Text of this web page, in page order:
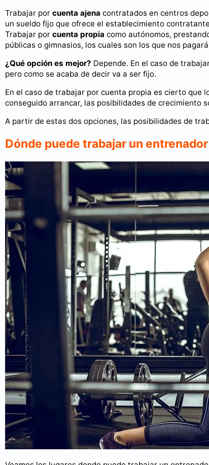
Trabajar por cuenta ajena contratados en centros
un sueldo fijo que ofrece el establecimiento
Trabajar por cuenta propia como autónomos,
públicas o gimnasios, los cuales son los que nos
¿Qué opción es mejor? Depende. En el caso de
pero como se acaba de decir va a ser fijo.
En el caso de trabajar por cuenta propia es cierto que
conseguido arrancar, las posibilidades de crecimiento
A partir de estas dos opciones, las posibilidades de
Dónde puede trabajar un